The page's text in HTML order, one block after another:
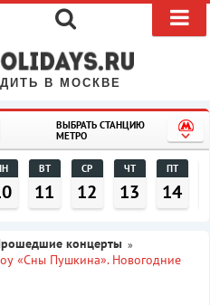
В МОСКВЕ
ВЫБРАТЬ СТАНЦИЮ
МЕТРО
ВТ
11
СР
12
ЧТ
13
ПТ
14
концерты »
«Сны Пушкина». Новогодние